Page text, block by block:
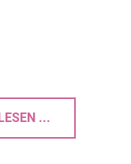
...